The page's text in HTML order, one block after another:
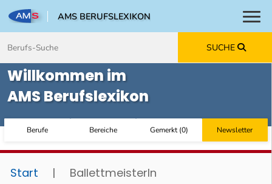
AMS BERUFSLEXIKON
SUCHE
Willkommen im
AMS Berufslexikon
Berufe Bereiche Gemerkt(0) Newsletter
Start | BallettmeisterIn